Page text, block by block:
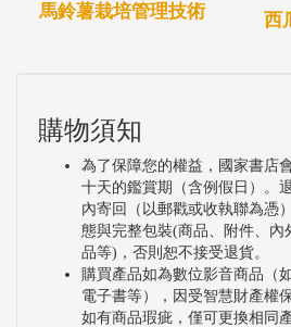
馬鈴薯栽培管理技術
西
購物須知
為了保障您的權益，國家書店
十天的鑑賞期（含例假日）。
內寄回（以郵戳或收執聯為憑
態與完整包裝(商品、附件、內
品等)，否則恕不接受退貨。
購買產品如為數位影音商品（
電子書等），因受智慧財產權
如有商品瑕疵，僅可更換相同產